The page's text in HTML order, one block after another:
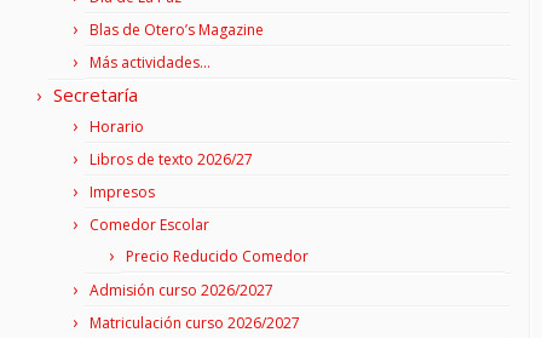
Blas de Otero’s Magazine
Más actividades…
Secretaría
Horario
Libros de texto 2026/27
Impresos
Comedor Escolar
Precio Reducido Comedor
Admisión curso 2026/2027
Matriculación curso 2026/2027